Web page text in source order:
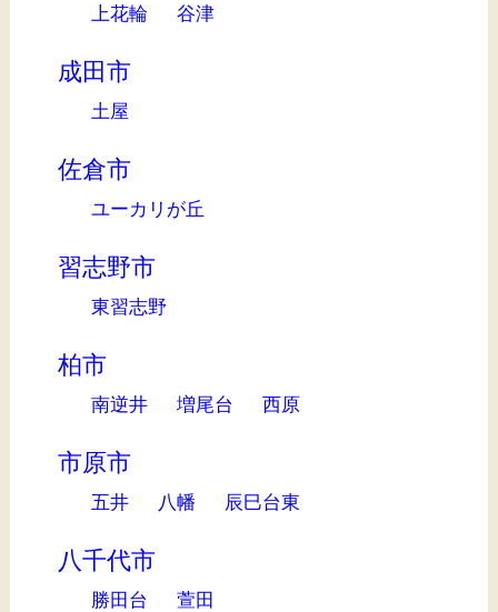
上花輪 谷津
成田市
土屋
佐倉市
ユーカリが丘
習志野市
東習志野
柏市
南逆井 増尾台 西原
市原市
五井 八幡 辰巳台東
八千代市
勝田台 萱田